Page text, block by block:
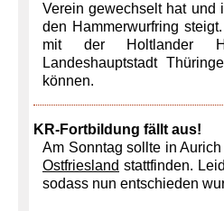
Verein gewechselt hat und
den Hammerwurfring
mit der Holtlander
Landeshauptstadt
können.
KR-Fortbildung fällt aus!
Am Sonntag sollte in
Ostfriesland stattfinden.
sodass nun entschieden